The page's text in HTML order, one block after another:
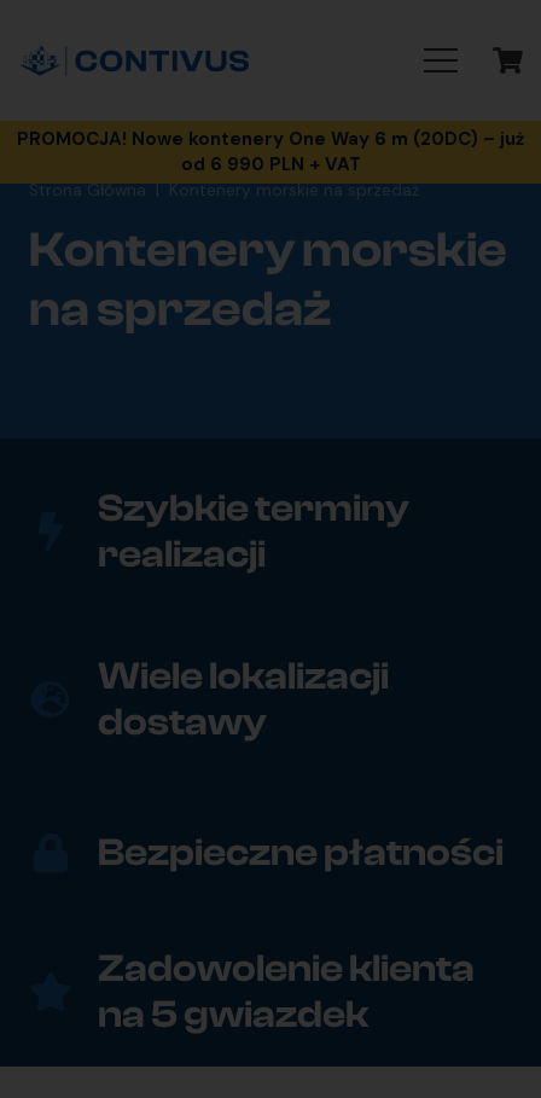
PROMOCJA! Nowe kontenery One Way 6 m (20DC) – już
od 6 990 PLN + VAT
Strona Główna | Kontenery morskie na sprzedaż
Kontenery morskie
na sprzedaż
Szybkie terminy
realizacji
Wiele lokalizacji
dostawy
Bezpieczne płatności
Zadowolenie klienta
na 5 gwiazdek